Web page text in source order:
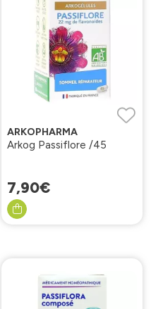
ARKOPHARMA
Arkog Passiflore /45
7,90€